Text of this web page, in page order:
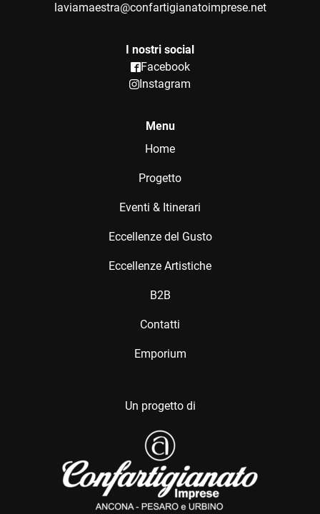
laviamaestra@confartigianatoimprese.net
I nostri social
Facebook
Instagram
Menu
Home
Progetto
Eventi & Itinerari
Eccellenze del Gusto
Eccellenze Artistiche
B2B
Contatti
Emporium
Un progetto di